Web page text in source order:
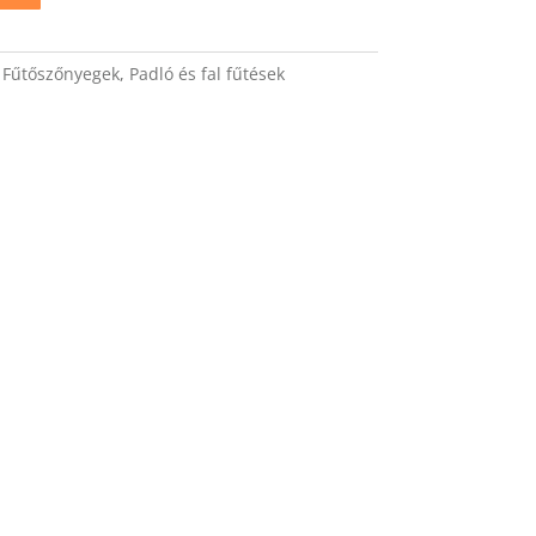
Fűtőszőnyegek, Padló és fal fűtések